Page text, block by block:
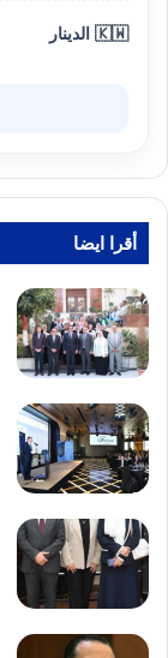
🇰🇼 الدينار
أقرا ايضا